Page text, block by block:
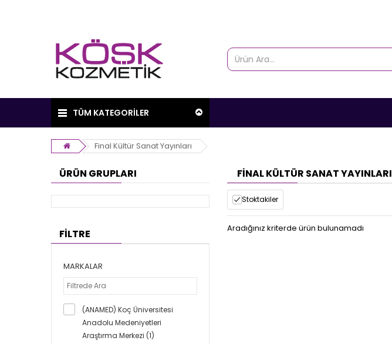
TÜM KATEGORİLER
Final Kültür Sanat Yayınları
ÜRÜN GRUPLARI
FİLTRE
MARKALAR
(ANAMED) Koç Üniversitesi
Anadolu Medeniyetleri
Araştırma Merkezi (1)
FINAL KÜLTÜR SANAT YAYINLARI
Stoktakiler
Aradığınız kriterde ürün bulunamadı